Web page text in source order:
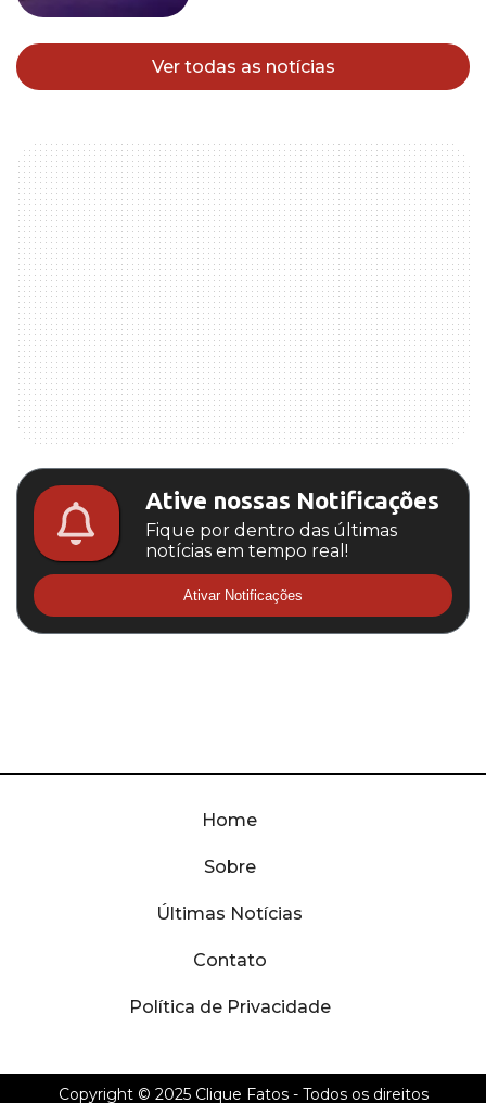
Ver todas as notícias
Ative nossas Notificações
Fique por dentro das últimas
notícias em tempo real!
Ativar Notificações
Home
Sobre
Últimas Notícias
Contato
Política de Privacidade
Copyright © 2025 Clique Fatos- Todos os direitos